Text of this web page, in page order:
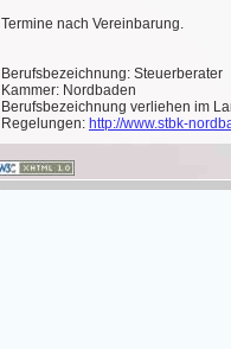
Termine nach Vereinbarung.
Berufsbezeichnung: Steuerberater
Kammer: Nordbaden
Berufsbezeichnung verliehen im
Regelungen: http://www.stbk-
Berufshaftpflichtversicherung: HDI
Geltungsbereich: Deutschland